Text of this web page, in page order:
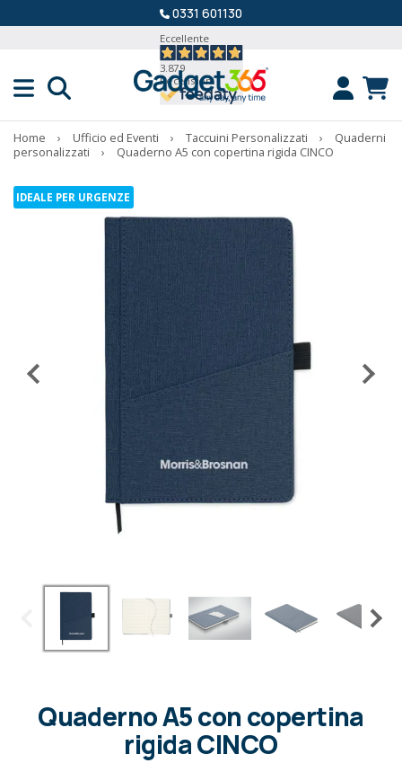
0331 601130
Eccellente
3.879
Recensioni
Home › Ufficio ed Eventi › Taccuini Personalizzati ›
Quaderni
personalizzati
› Quaderno A5 con copertina rigida CINCO
IDEALE PER URGENZE
Quaderno A5 con copertina
rigida CINCO